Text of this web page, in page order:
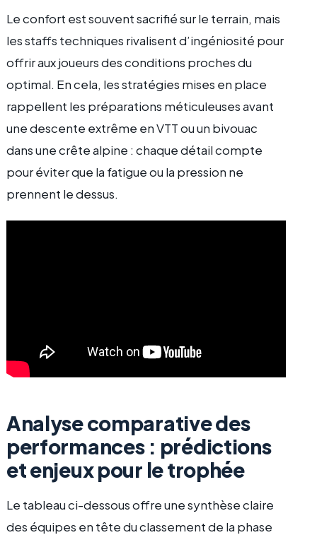
Le confort est souvent sacrifié sur le terrain, mais
les staffs techniques rivalisent d’ingéniosité pour
offrir aux joueurs des conditions proches du
optimal. En cela, les stratégies mises en place
rappellent les préparations méticuleuses avant
une descente extrême en VTT ou un bivouac
dans une crête alpine : chaque détail compte
pour éviter que la fatigue ou la pression ne
prennent le dessus.
Analyse comparative des
performances : prédictions
et enjeux pour le trophée
Le tableau ci-dessous offre une synthèse claire
des équipes en tête du classement de la phase